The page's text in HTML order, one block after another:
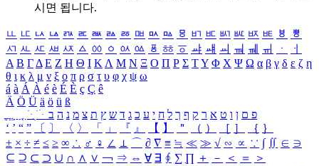
시면 됩니다.
ㅥ ㅦ ㅧ ㅨ ㅩ ㅪ ㅫ ㅬ ㅭ ㅮ ㅯ ㅰ ㅱ ㅲ ㅳ ㅴ ㅵ ㅶ ㅷ ㅸ
ㅹ
ㅺ ㅻ ㅼ ㅽ ㅾ ㅿ ㆀ ㆁ ㆂ ㆃ ㆄ ㆅ ㆆ ㆇ ㆈ ㆉ ㆊ ㆋ ㆌ ㆍ
ㆎ
Α Β ΓΔ Ε Ζ Η Θ Ι ΚΛ Μ Ν Ξ Ο Π Ρ Σ ΤΥ Φ Χ Ψ Ω α β γ δ ε ζ η
θ ι κ λ μ ν ξ ο π ρ σ τ υ φ χ ψ ω
á à Á À é è É È ç Ç ê
Ä Ö Ü ä ö ü ß
ִֶֹ ֻּ ׁׂ פ ם ן ו ט א ר ק ף ך ל ח י ע כ ג ד ש ץ ת צ מ נ ה ב
‘ ’ “ ” 〔 〕 〈 〉 「 」 『 』 【 】 ＂ （ ） ［ ］ ｛ ｝
± × ÷ ≠ ≤ ≥ ∞ ∴ ♂ ♀ ∠ ⊥ ⌒ ∂ ∇ ≡ ≒ ≪ ≫ √ ∽ ∝ ∵ ∫ ∬ ∈ ∋
⊆ ⊇ ⊂ ⊃ ∪ ∩ ∧ ∨ ￢ ⇒ ⇔ ∀ ∃ ∮ ∑ ∏ ＋ － ＜ ＝
＞